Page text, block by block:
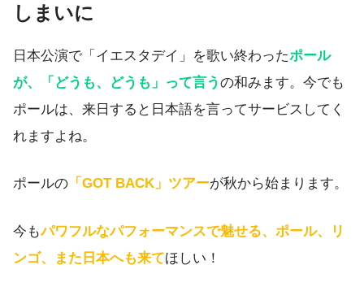
しまいに
日本公演で「イエスタデイ」を歌い終わったポール
が、「どうも、どうも」って言うの和みます。今でも
ポールは、来日すると日本語を言ってサービスしてく
れますよね。
ポールの 「GOT BACK」ツアーが秋から始まります。
今もパワフルなパフォーマンスで魅せる、ポール、リ
ンゴ、また日本へも来てほしい！